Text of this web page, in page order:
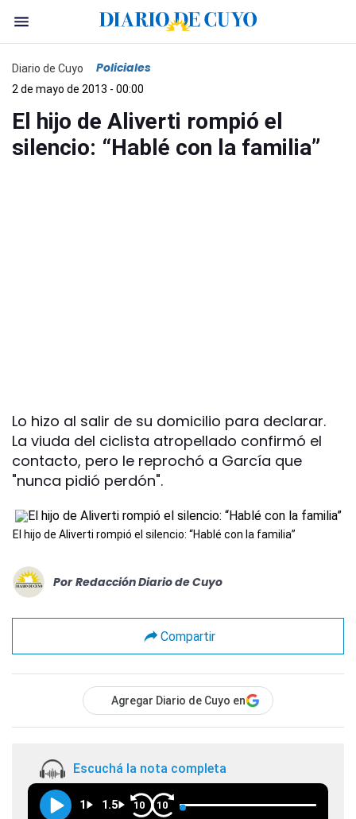
Diario de Cuyo Policiales
2 de mayo de 2013 - 00:00
El hijo de Aliverti rompió el
silencio: “Hablé con la familia”
Lo hizo al salir de su domicilio para declarar.
La viuda del ciclista atropellado confirmó el
contacto, pero le reprochó a García que
"nunca pidió perdón".
El hijo de Aliverti rompió el silencio: “Hablé con la familia”
Por Redacción Diario de Cuyo
Compartir
Agregar Diario de Cuyo en
Escuchá la nota completa
1 1.5 10 10